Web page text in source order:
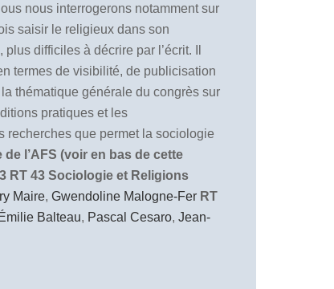
nous interrogerons notamment sur
saisir le religieux dans son
difficiles à décrire par l’écrit. Il
termes de visibilité, de publicisation
thématique générale du congrès sur
pratiques et les
recherches que permet la sociologie
l’AFS (voir en bas de cette
RT 43 Sociologie et Religions
Maire, Gwendoline Malogne-Fer RT
Émilie Balteau, Pascal Cesaro, Jean-